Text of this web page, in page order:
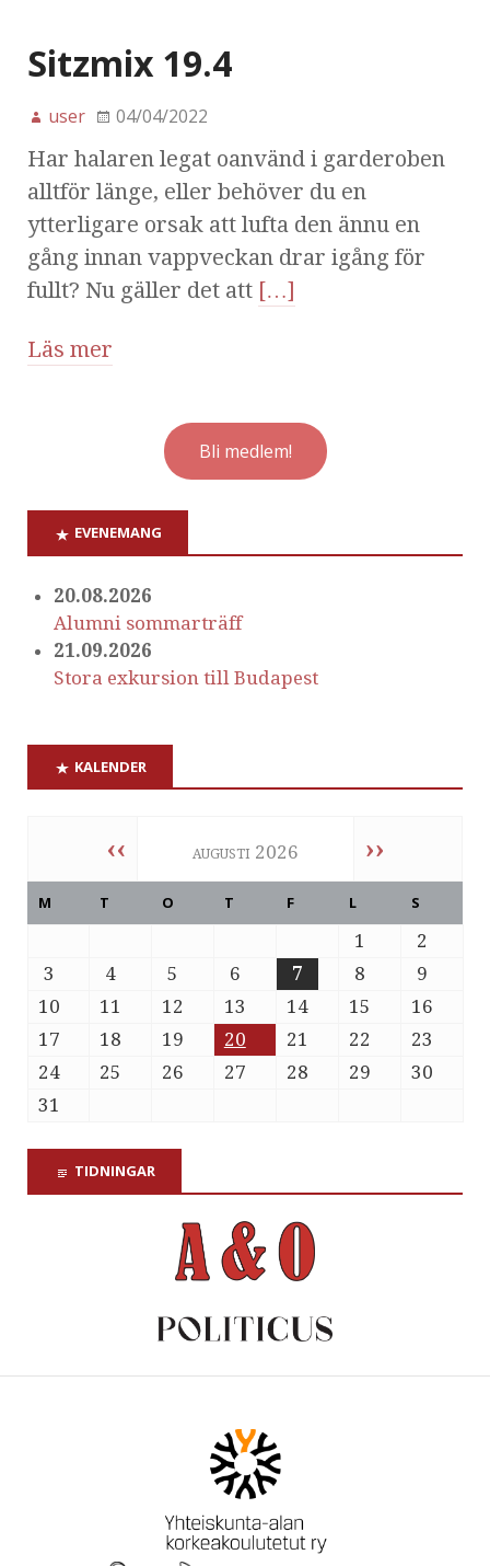
Sitzmix 19.4
user 04/04/2022
Har halaren legat oanvänd i garderoben
alltför länge, eller behöver du en
ytterligare orsak att lufta den ännu en
gång innan vappveckan drar igång för
fullt? Nu gäller det att […]
Läs mer
Bli medlem!
EVENEMANG
20.08.2026
Alumni sommarträff
21.09.2026
Stora exkursion till Budapest
KALENDER
‹‹ augusti 2026 ››
M T O T F L S
1
2
3
4 5 6 7 8
9
10
11 12 13 14 15
16
17
18 19 20 21 22
23
24
25 26 27 28 29
30
31
TIDNINGAR